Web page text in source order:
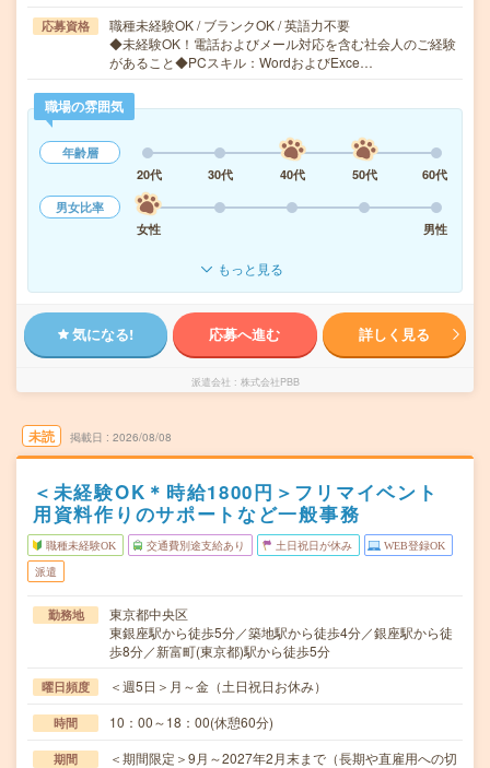
応募資格
職種未経験OK / ブランクOK / 英語力不要
◆未経験OK！電話およびメール対応を含む社会人のご経験
があること◆PCスキル：WordおよびExce…
職場の雰囲気
年齢層
20代
30代 40代 50代
60代
男女比率
女性
男性
もっと見る
気になる! 応募へ進む 詳しく見る
派遣会社 株式会社PBB
未読 掲載日 2026/08/08
＜未経験OK＊時給1800円＞フリマイベント
用資料作りのサポートなど一般事務
職種未経験OK 交通費別途支給あり 土日祝日が休み WEB登録OK
派遣
勤務地
東京都中央区
東銀座駅から徒歩5分／築地駅から徒歩4分／銀座駅から徒
歩8分／新富町(東京都)駅から徒歩5分
曜日頻度 ＜週5日＞月～金（土日祝日お休み）
時間 10：00～18：00(休憩60分)
期間
＜期間限定＞9月～2027年2月末まで（長期や直雇用への切